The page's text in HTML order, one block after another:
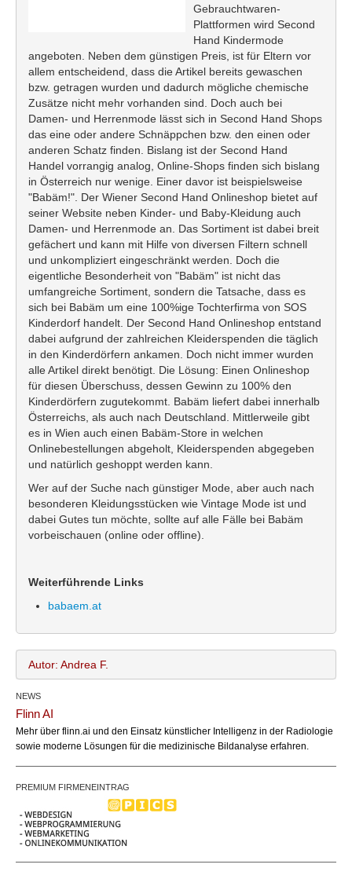
Gebrauchtwaren-
Plattformen wird Second
Hand Kindermode
angeboten. Neben dem günstigen Preis, ist für Eltern vor
allem entscheidend, dass die Artikel bereits gewaschen
bzw. getragen wurden und dadurch mögliche chemische
Zusätze nicht mehr vorhanden sind. Doch auch bei
Damen- und Herrenmode lässt sich in Second Hand Shops
das eine oder andere Schnäppchen bzw. den einen oder
anderen Schatz finden. Bislang ist der Second Hand
Handel vorrangig analog, Online-Shops finden sich bislang
in Österreich nur wenige. Einer davor ist beispielsweise
"Babäm!". Der Wiener Second Hand Onlineshop bietet auf
seiner Website neben Kinder- und Baby-Kleidung auch
Damen- und Herrenmode an. Das Sortiment ist dabei breit
gefächert und kann mit Hilfe von diversen Filtern schnell
und unkompliziert eingeschränkt werden. Doch die
eigentliche Besonderheit von "Babäm" ist nicht das
umfangreiche Sortiment, sondern die Tatsache, dass es
sich bei Babäm um eine 100%ige Tochterfirma von SOS
Kinderdorf handelt. Der Second Hand Onlineshop entstand
dabei aufgrund der zahlreichen Kleiderspenden die täglich
in den Kinderdörfern ankamen. Doch nicht immer wurden
alle Artikel direkt benötigt. Die Lösung: Einen Onlineshop
für diesen Überschuss, dessen Gewinn zu 100% den
Kinderdörfern zugutekommt. Babäm liefert dabei innerhalb
Österreichs, als auch nach Deutschland. Mittlerweile gibt
es in Wien auch einen Babäm-Store in welchen
Onlinebestellungen abgeholt, Kleiderspenden abgegeben
und natürlich geshoppt werden kann.
Wer auf der Suche nach günstiger Mode, aber auch nach
besonderen Kleidungsstücken wie Vintage Mode ist und
dabei Gutes tun möchte, sollte auf alle Fälle bei Babäm
vorbeischauen (online oder offline).
Weiterführende Links
babaem.at
Autor: Andrea F.
NEWS
Flinn AI
Mehr über flinn.ai und den Einsatz künstlicher Intelligenz in der Radiologie
sowie moderne Lösungen für die medizinische Bildanalyse erfahren.
PREMIUM FIRMENEINTRAG